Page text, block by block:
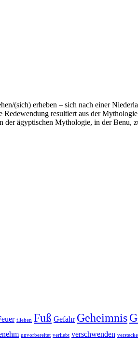
(sich) erheben – sich nach einer
resultiert aus der
der ägyptischen Mythologie, in der
fliehen Fuß Gefahr Geheimnis
unvorbereitet verliebt verschwenden